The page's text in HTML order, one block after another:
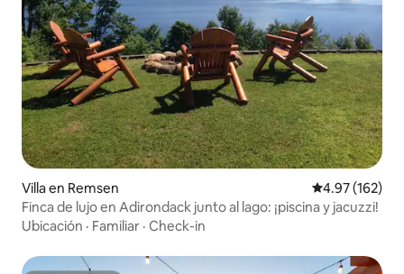
Villa en Remsen Calificación
4.97 (162)
Finca de lujo en Adirondack junto al lago: ¡piscina y jacuzzi!
Ubicación · Familiar · Check-in